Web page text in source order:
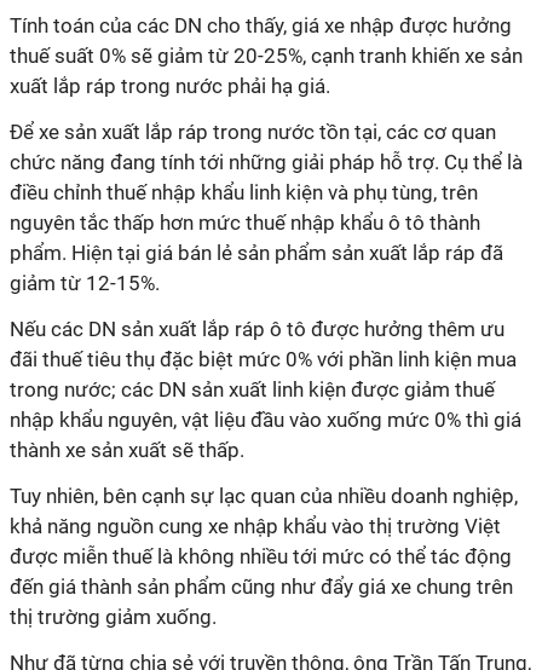
Tính toán của các DN cho thấy, giá xe nhập được hưởng
thuế suất 0% sẽ giảm từ 20-25%, cạnh tranh khiến xe sản
xuất lắp ráp trong nước phải hạ giá.
Để xe sản xuất lắp ráp trong nước tồn tại, các cơ quan
chức năng đang tính tới những giải pháp hỗ trợ. Cụ thể là
điều chỉnh thuế nhập khẩu linh kiện và phụ tùng, trên
nguyên tắc thấp hơn mức thuế nhập khẩu ô tô thành
phẩm. Hiện tại giá bán lẻ sản phẩm sản xuất lắp ráp đã
giảm từ 12-15%.
Nếu các DN sản xuất lắp ráp ô tô được hưởng thêm ưu
đãi thuế tiêu thụ đặc biệt mức 0% với phần linh kiện mua
trong nước; các DN sản xuất linh kiện được giảm thuế
nhập khẩu nguyên, vật liệu đầu vào xuống mức 0% thì giá
thành xe sản xuất sẽ thấp.
Tuy nhiên, bên cạnh sự lạc quan của nhiều doanh nghiệp,
khả năng nguồn cung xe nhập khẩu vào thị trường Việt
được miễn thuế là không nhiều tới mức có thể tác động
đến giá thành sản phẩm cũng như đẩy giá xe chung trên
thị trường giảm xuống.
Như đã từng chia sẻ với truyền thông, ông Trần Tấn Trung,